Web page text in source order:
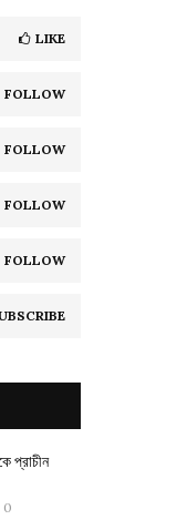
C
H
LIKE
FOLLOW
FOLLOW
FOLLOW
FOLLOW
প্রাচীন
0